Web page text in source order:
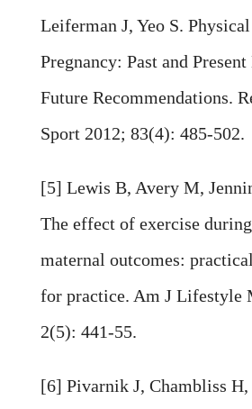
Leiferman J, Yeo S.
Pregnancy: Past and
Future Recommendations.
Sport 2012; 83(4): 485-502.
[5] Lewis B, Avery M,
The effect of exercise
maternal outcomes:
for practice. Am J Lifestyle
2(5): 441-55.
[6] Pivarnik J, Chambliss H,